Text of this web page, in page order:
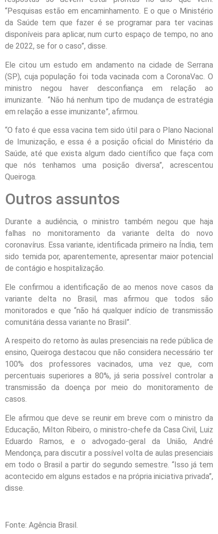
“Pesquisas estão em encaminhamento. E o que o Ministério
da Saúde tem que fazer é se programar para ter vacinas
disponíveis para aplicar, num curto espaço de tempo, no ano
de 2022, se for o caso”, disse.
Ele citou um estudo em andamento na cidade de Serrana
(SP), cuja população foi toda vacinada com a CoronaVac. O
ministro negou haver desconfiança em relação ao
imunizante. “Não há nenhum tipo de mudança de estratégia
em relação a esse imunizante”, afirmou.
“O fato é que essa vacina tem sido útil para o Plano Nacional
de Imunização, e essa é a posição oficial do Ministério da
Saúde, até que exista algum dado científico que faça com
que nós tenhamos uma posição diversa”, acrescentou
Queiroga.
Outros assuntos
Durante a audiência, o ministro também negou que haja
falhas no monitoramento da variante delta do novo
coronavírus. Essa variante, identificada primeiro na Índia, tem
sido temida por, aparentemente, apresentar maior potencial
de contágio e hospitalização.
Ele confirmou a identificação de ao menos nove casos da
variante delta no Brasil, mas afirmou que todos são
monitorados e que “não há qualquer indício de transmissão
comunitária dessa variante no Brasil”.
A respeito do retorno às aulas presenciais na rede pública de
ensino, Queiroga destacou que não considera necessário ter
100% dos professores vacinados, uma vez que, com
percentuais superiores a 80%, já seria possível controlar a
transmissão da doença por meio do monitoramento de
casos.
Ele afirmou que deve se reunir em breve com o ministro da
Educação, Milton Ribeiro, o ministro-chefe da Casa Civil, Luiz
Eduardo Ramos, e o advogado-geral da União, André
Mendonça, para discutir a possível volta de aulas presenciais
em todo o Brasil a partir do segundo semestre. “Isso já tem
acontecido em alguns estados e na própria iniciativa privada”,
disse.
Fonte: Agência Brasil.